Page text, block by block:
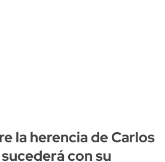
la herencia de Carlos
con su